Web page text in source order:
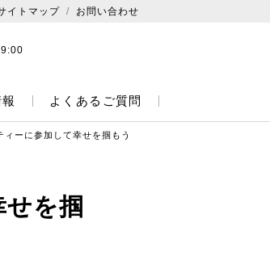
イトマップ お問い合わせ
よくあるご質問
ーに参加して幸せを掴もう
を掴